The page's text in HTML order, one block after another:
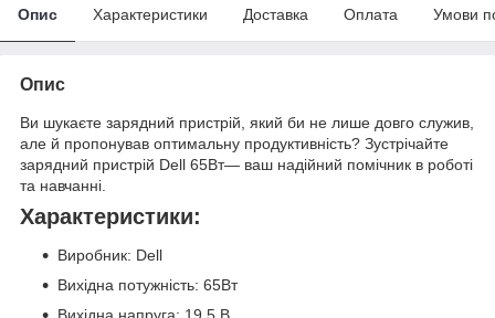
Опис Характеристики Доставка Оплата Умови
Опис
Ви шукаєте зарядний пристрій, який би не лише довго служив,
але й пропонував оптимальну продуктивність? Зустрічайте
зарядний пристрій Dell 65Вт— ваш надійний помічник в роботі
та навчанні.
Характеристики:
Виробник: Dell
Вихідна потужність: 65Вт